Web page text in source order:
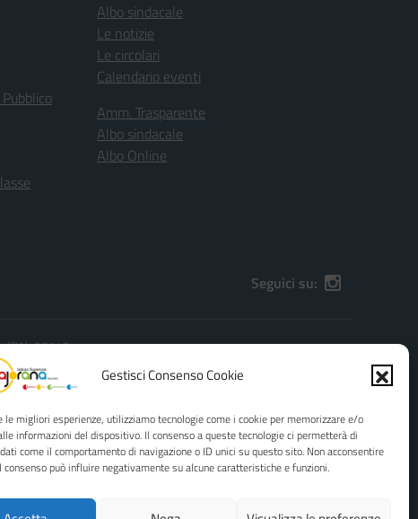
Gestisci Consenso Cookie
le migliori esperienze, utilizziamo tecnologie come i cookie per memorizzare e/o
informazioni del dispositivo. Il consenso a queste tecnologie ci permetterà di
come il comportamento di navigazione o ID unici su questo sito. Non acconsentire
può influire negativamente su alcune caratteristiche e funzioni.
Albo sindacale
Le notizie
Le circolari
Calendario eventi
Amm. Trasparente
Albo sindacale
Albo Online
Seguici su:
(PA), 90149
PAIS01600G@pec.istruzione.it